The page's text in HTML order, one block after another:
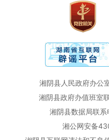
湘阴县人民政府办公
湘阴县政府办值班室
湘阴县数据局联
湘公网安备